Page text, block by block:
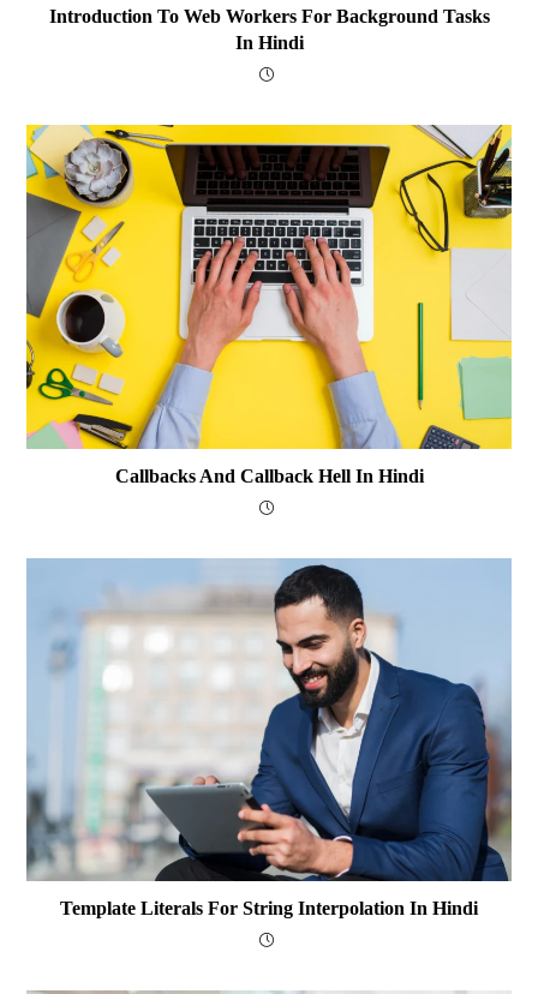
Introduction To Web Workers For Background Tasks
In Hindi
Callbacks And Callback Hell In Hindi
Template Literals For String Interpolation In Hindi